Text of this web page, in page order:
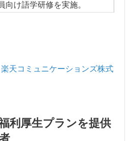
向け語学研修を実施。
楽天コミュニケーションズ株式
利厚生プランを提供